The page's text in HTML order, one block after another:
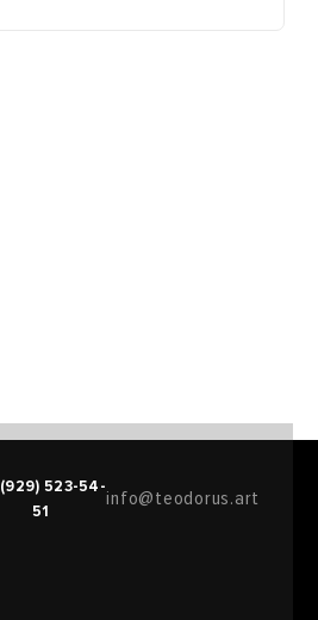
523-54-
51
info@teodorus.art